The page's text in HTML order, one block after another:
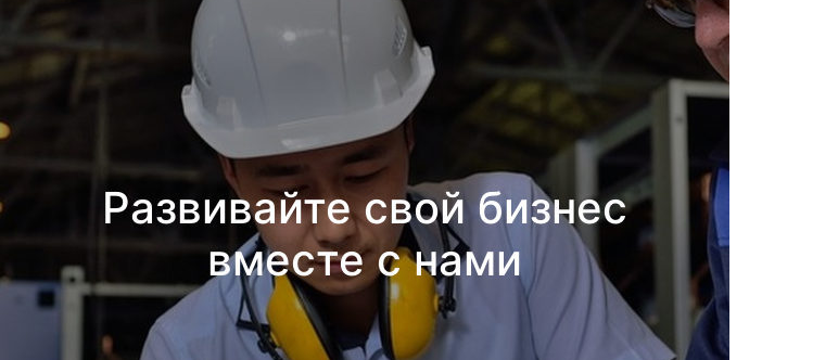
Развивайте свой бизнес
вместе с нами